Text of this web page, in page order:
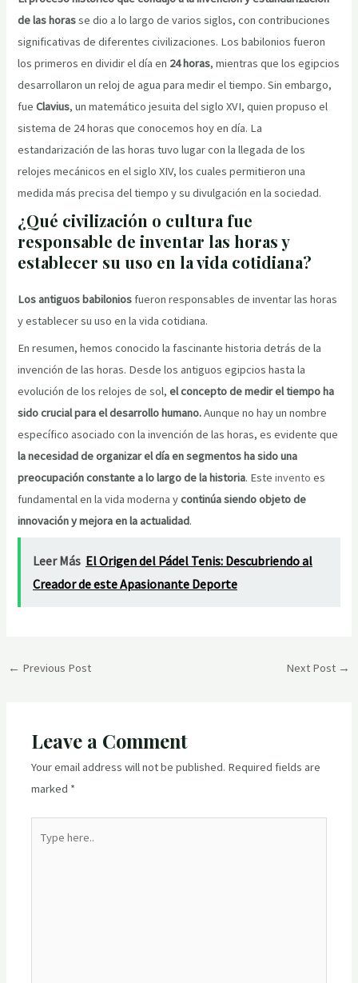
de las horasse dio a lo largo de varios siglos, con contribuciones
significativas de diferentes civilizaciones. Los babilonios fueron
los primeros en dividir el día en 24 horas, mientras que los egipcios
desarrollaron un reloj de agua para medir el tiempo. Sin embargo,
fueClavius, un matemático jesuita del siglo XVI, quien propuso el
sistema de 24 horas que conocemos hoy en día. La
estandarización de las horas tuvo lugar con la llegada de los
relojes mecánicos en el siglo XIV, los cuales permitieron una
medida más precisa del tiempo y su divulgación en la sociedad.
¿Qué civilización o cultura fue
responsable de inventar las horas y
establecer su uso en la vida cotidiana?
Los antiguos babiloniosfueron responsables de inventar las horas
y establecer su uso en la vida cotidiana.
En resumen, hemos conocido la fascinante historia detrás de la
invención de las horas. Desde los antiguos egipcios hasta la
evolución de los relojes de sol,el concepto de medir el tiempo ha
sido crucial para el desarrollo humano.Aunque no hay un nombre
específico asociado con la invención de las horas, es evidente que
la necesidad de organizar el día en segmentos ha sido una
preocupación constante a lo largo de la historia. Esteinvento es
fundamental en la vida moderna ycontinúa siendo objeto de
innovación y mejora en la actualidad.
Leer Más El Origen del Pádel Tenis: Descubriendo al
Creador de este Apasionante Deporte
Post
← Previous Post Next Post →
Leave a Comment
Your email address will not be published. Required fields are
marked *
here..